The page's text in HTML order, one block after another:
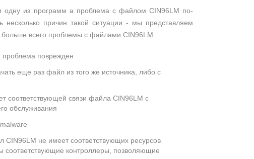
одну из программ а проблема с файлом CIN96LM по-
несколько причин такой ситуации - мы представляем
больше всего проблемы с файлами CIN96LM:
проблема поврежден
еще раз файл из того же источника, либо с
соответствующей связи файла CIN96LM с
обслуживания
не имеет соответствующих ресурсов
соответствующие контроллеры, позволяющие